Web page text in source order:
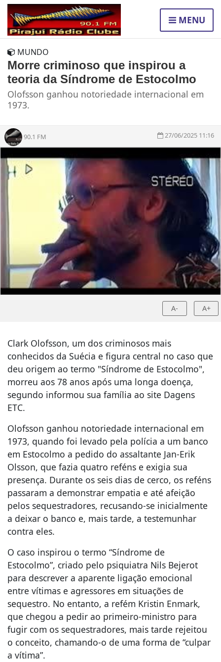
MENU
MUNDO
Morre criminoso que inspirou a
teoria da Síndrome de Estocolmo
Olofsson ganhou notoriedade internacional em
1973.
90.1 FM 27/06/2025 11:16
A- A+
Clark Olofsson, um dos criminosos mais
conhecidos da Suécia e figura central no caso que
deu origem ao termo "Síndrome de Estocolmo",
morreu aos 78 anos após uma longa doença,
segundo informou sua família ao site Dagens
ETC.
Olofsson ganhou notoriedade internacional em
1973, quando foi levado pela polícia a um banco
em Estocolmo a pedido do assaltante Jan-Erik
Olsson, que fazia quatro reféns e exigia sua
presença. Durante os seis dias de cerco, os reféns
passaram a demonstrar empatia e até afeição
pelos sequestradores, recusando-se inicialmente
a deixar o banco e, mais tarde, a testemunhar
contra eles.
O caso inspirou o termo “Síndrome de
Estocolmo”, criado pelo psiquiatra Nils Bejerot
para descrever a aparente ligação emocional
entre vítimas e agressores em situações de
sequestro. No entanto, a refém Kristin Enmark,
que chegou a pedir ao primeiro-ministro para
fugir com os sequestradores, mais tarde rejeitou
o conceito, chamando-o de uma forma de “culpar
a vítima”.